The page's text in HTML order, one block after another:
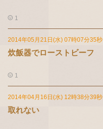
1
2014年05月21日(水) 07時07分35秒
炊飯器でローストビーフ
1
2014年04月16日(水) 12時38分39秒
取れない